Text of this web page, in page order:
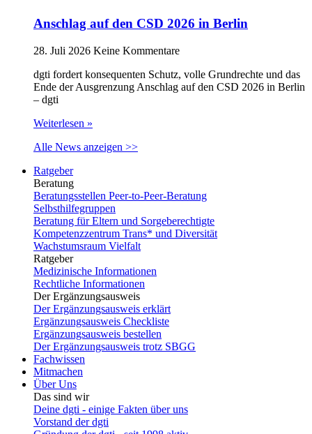
Anschlag auf den CSD 2026 in Berlin
28. Juli 2026 Keine Kommentare
dgti fordert konsequenten Schutz, volle Grundrechte und das
Ende der Ausgrenzung Anschlag auf den CSD 2026 in Berlin
– dgti
Weiterlesen »
Alle News anzeigen >>
Ratgeber
Beratung
Beratungsstellen Peer-to-Peer-Beratung
Selbsthilfegruppen
Beratung für Eltern und Sorgeberechtigte
Kompetenzzentrum Trans* und Diversität
Wachstumsraum Vielfalt
Ratgeber
Medizinische Informationen
Rechtliche Informationen
Der Ergänzungsausweis
Der Ergänzungsausweis erklärt
Ergänzungsausweis Checkliste
Ergänzungsausweis bestellen
Der Ergänzungsausweis trotz SBGG
Fachwissen
Mitmachen
Über Uns
Das sind wir
Deine dgti - einige Fakten über uns
Vorstand der dgti